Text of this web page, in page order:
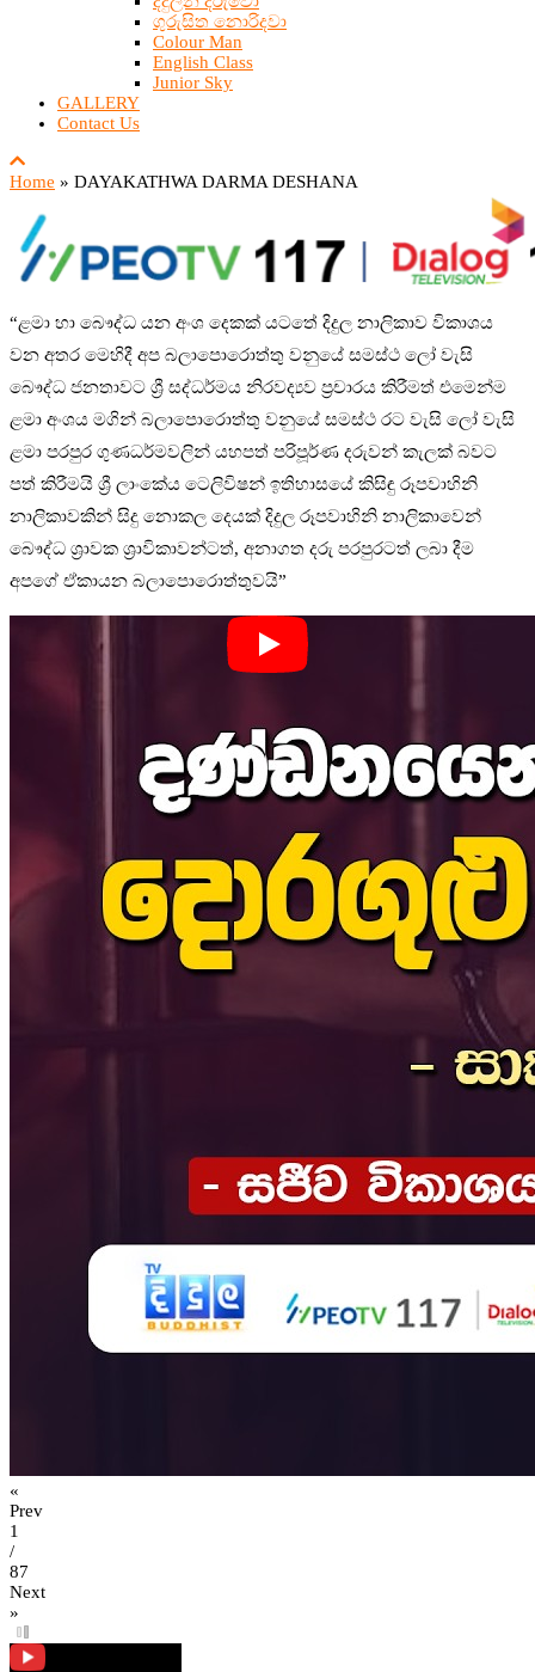
ගුරුසිත නොරිදවා
Colour Man
English Class
Junior Sky
GALLERY
Contact Us
Home » DAYAKATHWA DARMA DESHANA
“ළමා හා බෞද්ධ යන අංශ දෙකක් යටතේ දිදුල නාලිකාව විකාශය
වන අතර මෙහිදී අප බලාපොරොත්තු වනුයේ සමස්ථ ලෝ වැසි
බෞද්ධ ජනතාවට ශ්‍රී සද්ධර්මය නිරවද්‍යව ප්‍රචාරය කිරීමත් එමෙන්ම
ළමා අංශය මගින් බලාපොරොත්තු වනුයේ සමස්ථ රට වැසි ලෝ වැසි
ළමා පරපුර ගුණධර්මවලින් යහපත් පරිපූර්ණ දරුවන් කැලක් බවට
පත් කිරීමයි ශ්‍රී ලාංකේය ටෙලිවිෂන් ඉතිහාසයේ කිසිඳු රූපවාහිනි
නාලිකාවකින් සිදු නොකල දෙයක් දිදුල රූපවාහිනි නාලිකාවෙන්
බෞද්ධ ශ්‍රාවක ශ්‍රාවිකාවන්ටත්, අනාගත දරු පරපුරටත් ලබා දීම
අපගේ ඒකායන බලාපොරොත්තුවයි”
«
Prev
1
/
87
Next
»